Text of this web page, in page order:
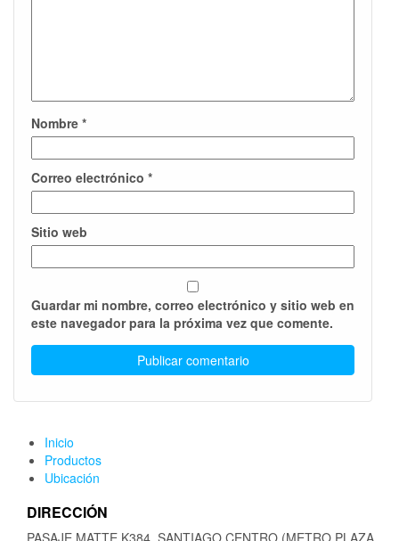
Nombre *
Correo electrónico *
Sitio web
Guardar mi nombre, correo electrónico y sitio web en
este navegador para la próxima vez que comente.
Inicio
Productos
Ubicación
DIRECCIÓN
PASAJE MATTE K384, SANTIAGO CENTRO (METRO PLAZA